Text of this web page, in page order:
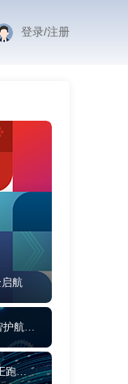
登录/注册
启航
5月27日 飞进千行百业 低空经济线上研讨会——数智护航 让低空文旅从“网红”到“长红”
5月14日 智能时代 数据先行 解锁数据价值，打造真正跑的起来的智能数据平台